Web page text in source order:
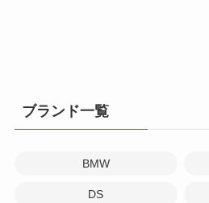
ブランド一覧
BMW
DS